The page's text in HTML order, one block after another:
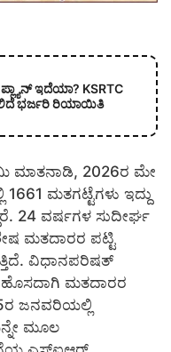
ಇದೆಯಾ? KSRTC
ಭರ್ಜರಿ ರಿಯಾಯಿತಿ
ಮಾತನಾಡಿ, 2026ರ ಮೇ
ಮತಗಟ್ಟೆಗಳು ಇದ್ದು
24 ವರ್ಷಗಳ ಸುದೀರ್ಘ
ಮತದಾರರ ಪಟ್ಟಿ
ವಿಧಾನಪರಿಷತ್
ಮತದಾರರ
ಜನವರಿಯಲ್ಲಿ
ಮೂಲ